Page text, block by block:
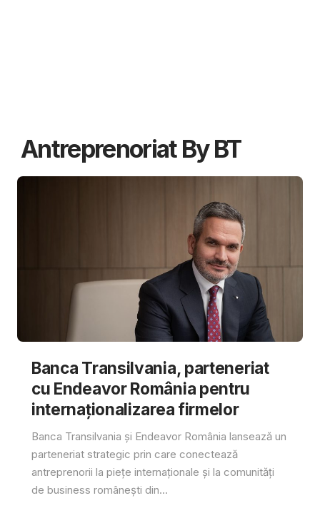
Antreprenoriat By BT
Banca Transilvania, parteneriat
cu Endeavor România pentru
internaționalizarea firmelor
Banca Transilvania și Endeavor România lansează un
parteneriat strategic prin care conectează
antreprenorii la piețe internaționale și la comunități
de business românești din...